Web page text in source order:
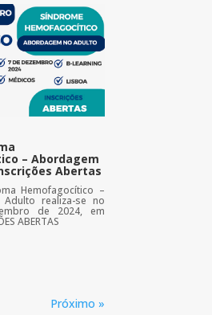
– Abordagem
Abertas
Hemofagocítico –
realiza-se no
de 2024, em
ABERTAS
Próximo »